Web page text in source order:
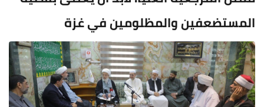
المستضعفين والمظلومين في غزة